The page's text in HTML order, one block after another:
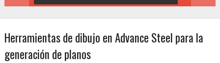
Herramientas de dibujo en Advance Steel para la
generación de planos